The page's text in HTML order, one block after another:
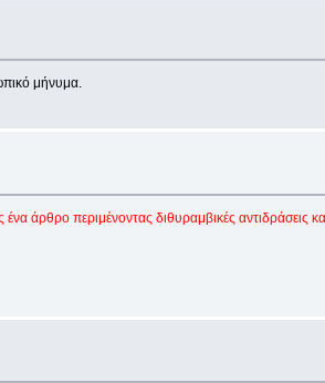
μήνυμα.
άρθρο περιμένοντας διθυραμβικές αντιδράσεις